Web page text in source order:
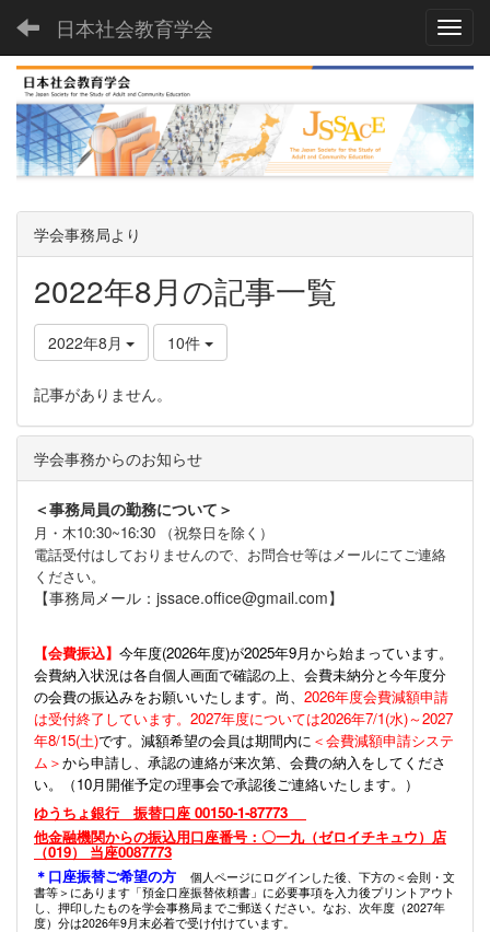
日本社会教育学会
学会事務局より
2022年8月の記事一覧
2022年8月 10件
記事がありません。
学会事務からのお知らせ
＜事務局員の勤務について＞
月・木10:30~16:30 （祝祭日を除く）
電話受付はしておりませんので、お問合せ等はメールにてご連絡
ください。
【事務局メール：jssace.office@gmail.com】
【会費振込】 今年度(2026年度)が2025年9月から始まっています。
会費納入状況は各自個人画面で確認の上、会費未納分と今年度分
の会費の振込みをお願いいたします。尚、 2026年度会費減額申請
は受付終了しています。2027年度については2026年7/1(水)～2027
年8/15(土)です。減額希望の会員は期間内に ＜会費減額申請システ
ム＞から申請し、承認の連絡が来次第、会費の納入をしてくださ
い。（10月開催予定の理事会で承認後ご連絡いたします。）
ゆうちょ銀行 振替口座 00150-1-87773
他金融機関からの振込用口座番号：〇一九（ゼロイチキュウ）店
（019） 当座0087773
＊口座振替ご希望の方
個人ページにログインした後、下方の＜会則・文
書等＞にあります「預金口座振替依頼書」に必要事項を入力後プリントアウト
し、押印したものを学会事務局までご郵送ください。なお、次年度（2027年
度）分は2026年9月末必着で受け付けています。